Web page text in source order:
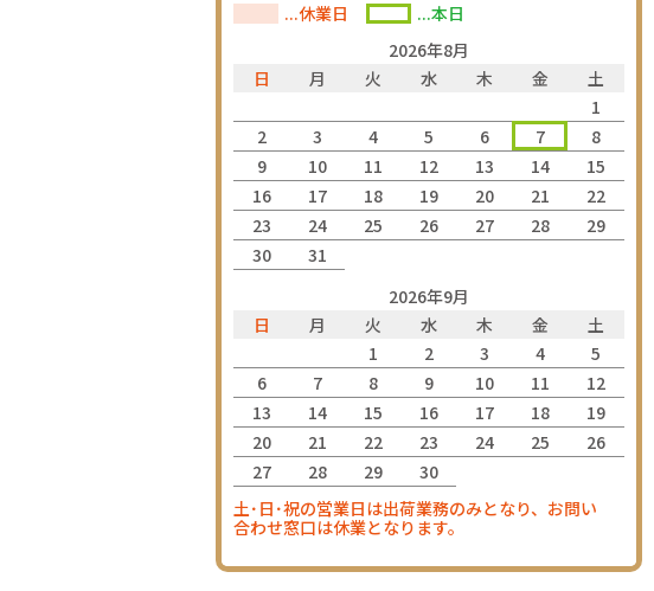
...休業日
...本日
2026年8月
日
月 火 水 木 金
土
1
2
3 4 5 6 7
8
9
10 11 12 13 14
15
16
17 18 19 20 21
22
23
24 25 26 27 28
29
30
31
2026年9月
日
月 火 水 木 金
土
1
2 3 4
5
6
7 8 9 10 11
12
13
14 15 16 17 18
19
20
21 22 23 24 25
26
27
28 29
30
土･日･祝の営業日は出荷業務のみとなり、お問い
合わせ窓口は休業となります。